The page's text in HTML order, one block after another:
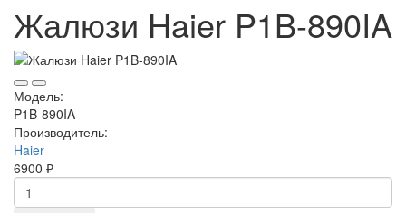
Жалюзи Haier P1B-890IA
Модель:
P1B-890IA
Производитель:
Haier
6900 ₽